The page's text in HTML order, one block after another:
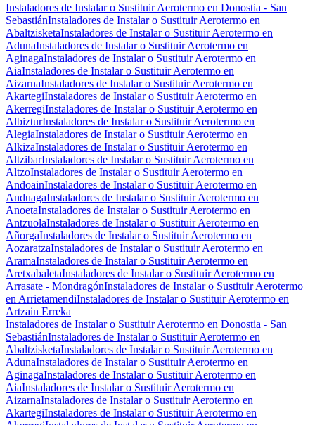
Instaladores de Instalar o Sustituir Aerotermo en Donostia - San
SebastiánInstaladores de Instalar o Sustituir Aerotermo en
AbaltzisketaInstaladores de Instalar o Sustituir Aerotermo en
AdunaInstaladores de Instalar o Sustituir Aerotermo en
AginagaInstaladores de Instalar o Sustituir Aerotermo en
AiaInstaladores de Instalar o Sustituir Aerotermo en
AizarnaInstaladores de Instalar o Sustituir Aerotermo en
AkartegiInstaladores de Instalar o Sustituir Aerotermo en
AkerregiInstaladores de Instalar o Sustituir Aerotermo en
AlbizturInstaladores de Instalar o Sustituir Aerotermo en
AlegiaInstaladores de Instalar o Sustituir Aerotermo en
AlkizaInstaladores de Instalar o Sustituir Aerotermo en
AltzibarInstaladores de Instalar o Sustituir Aerotermo en
AltzoInstaladores de Instalar o Sustituir Aerotermo en
AndoainInstaladores de Instalar o Sustituir Aerotermo en
AnduagaInstaladores de Instalar o Sustituir Aerotermo en
AnoetaInstaladores de Instalar o Sustituir Aerotermo en
AntzuolaInstaladores de Instalar o Sustituir Aerotermo en
AñorgaInstaladores de Instalar o Sustituir Aerotermo en
AozaratzaInstaladores de Instalar o Sustituir Aerotermo en
AramaInstaladores de Instalar o Sustituir Aerotermo en
AretxabaletaInstaladores de Instalar o Sustituir Aerotermo en
Arrasate - MondragónInstaladores de Instalar o Sustituir Aerotermo
en ArrietamendiInstaladores de Instalar o Sustituir Aerotermo en
Artzain Erreka
Instaladores de Instalar o Sustituir Aerotermo en Donostia - San
SebastiánInstaladores de Instalar o Sustituir Aerotermo en
AbaltzisketaInstaladores de Instalar o Sustituir Aerotermo en
AdunaInstaladores de Instalar o Sustituir Aerotermo en
AginagaInstaladores de Instalar o Sustituir Aerotermo en
AiaInstaladores de Instalar o Sustituir Aerotermo en
AizarnaInstaladores de Instalar o Sustituir Aerotermo en
AkartegiInstaladores de Instalar o Sustituir Aerotermo en